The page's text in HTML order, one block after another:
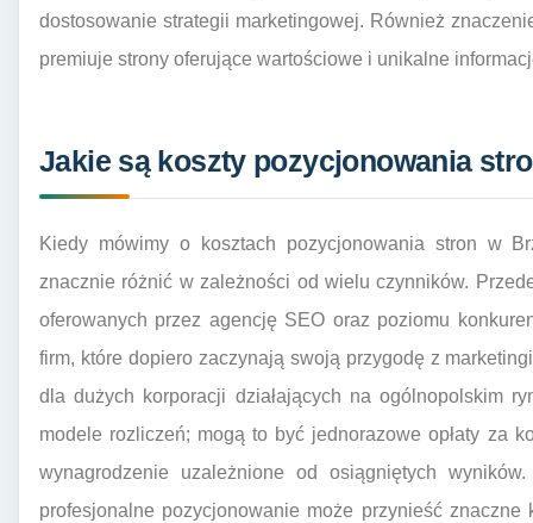
dostosowanie strategii marketingowej. Również
premiuje strony oferujące wartościowe i unikalne
Jakie są koszty pozycjonowania
Kiedy mówimy o kosztach pozycjonowania stron w
znacznie różnić w zależności od wielu czynników.
oferowanych przez agencję SEO oraz poziomu
firm, które dopiero zaczynają swoją przygodę z
dla dużych korporacji działających na ogólnopolskim
modele rozliczeń; mogą to być jednorazowe opłaty za
wynagrodzenie uzależnione od osiągniętych
profesjonalne pozycjonowanie może przynieść znaczne